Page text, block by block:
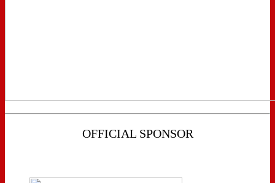
OFFICIAL SPONSOR